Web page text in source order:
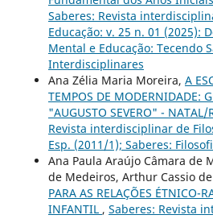
Saberes: Revista
Educação: v. 25 n. 01 (2025):
Mental e Educação: Tecendo
Interdisciplinares
Ana Zélia Maria Moreira, A
TEMPOS DE MODERNIDADE:
"AUGUSTO SEVERO" -
Revista interdisciplinar de
Esp. (2011/1); Saberes:
Ana Paula Araújo Câmara de
de Medeiros, Arthur Cassio
PARA AS RELAÇÕES ÉTNICO-
INFANTIL , Saberes: Revista